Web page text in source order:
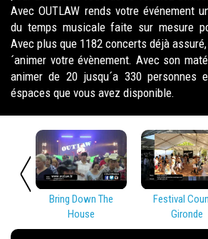
Avec OUTLAW rends votre événement
du temps musicale faite sur mesure
Avec plus que 1182 concerts déjà
´animer votre évènement. Avec son
animer de 20 jusqu´a 330 personnes
éspaces que vous avez disponible.
Bring Down The
House
Festival
Gironde